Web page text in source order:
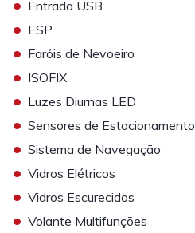
Entrada USB
• ESP
• Faróis de Nevoeiro
• ISOFIX
• Luzes Diurnas LED
• Sensores de Estacionamento
• Sistema de Navegação
• Vidros Elétricos
• Vidros Escurecidos
• Volante Multifunções